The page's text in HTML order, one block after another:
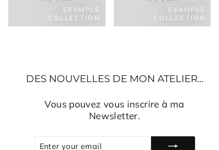
EXAMPLE
COLLECTION
EXAMPLE
COLLECTION
DES NOUVELLES DE MON ATELIER...
Vous pouvez vous inscrire à ma
Newsletter.